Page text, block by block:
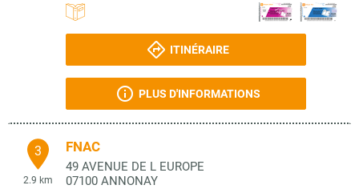
ITINÉRAIRE
PLUS D'INFORMATIONS
3
2.9 km
FNAC
49 AVENUE DE L EUROPE
07100 ANNONAY